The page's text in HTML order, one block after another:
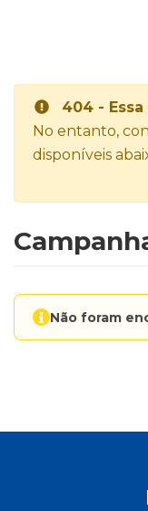
404 -
No entanto,
disponíveis
Não foram